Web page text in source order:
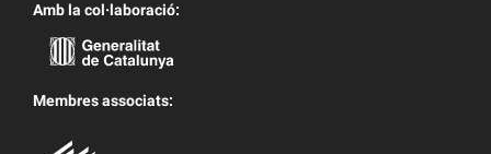
Amb la col·laboració:
Membres associats: